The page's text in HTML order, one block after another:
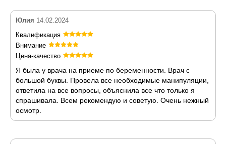
Юлия 14.02.2024
Квалификация
Внимание
Цена-качество
Я была у врача на приеме по беременности. Врач с
большой буквы. Провела все необходимые манипуляции,
ответила на все вопросы, объяснила все что только я
спрашивала. Всем рекомендую и советую. Очень нежный
осмотр.